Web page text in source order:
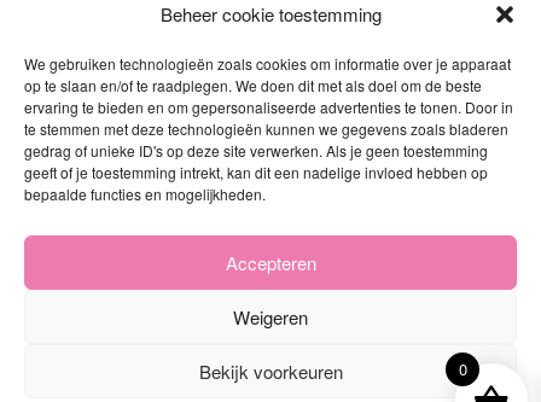
Beheer cookie toestemming
We gebruiken technologieën zoals cookies om informatie over je apparaat
op te slaan en/of te raadplegen. We doen dit met als doel om de beste
ervaring te bieden en om gepersonaliseerde advertenties te tonen. Door in
te stemmen met deze technologieën kunnen we gegevens zoals bladeren
gedrag of unieke ID's op deze site verwerken. Als je geen toestemming
geeft of je toestemming intrekt, kan dit een nadelige invloed hebben op
bepaalde functies en mogelijkheden.
Accepteren
Weigeren
Bekijk voorkeuren
LHBTI+ (kinder)boeken
Queer agenda
Mijn account
Contact
Ondersteund doorWordPress Envo
0